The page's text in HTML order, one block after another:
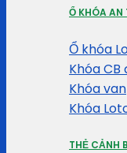
Ổ KHÓA AN
Ổ khóa
Khóa CB
Khóa van
Khóa
THẺ CẢNH